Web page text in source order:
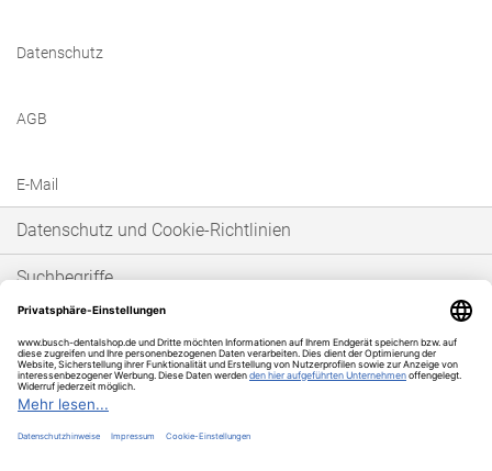
Datenschutz
AGB
E-Mail
Datenschutz und Cookie-Richtlinien
Suchbegriffe
Bestellungen und Rücksendungen